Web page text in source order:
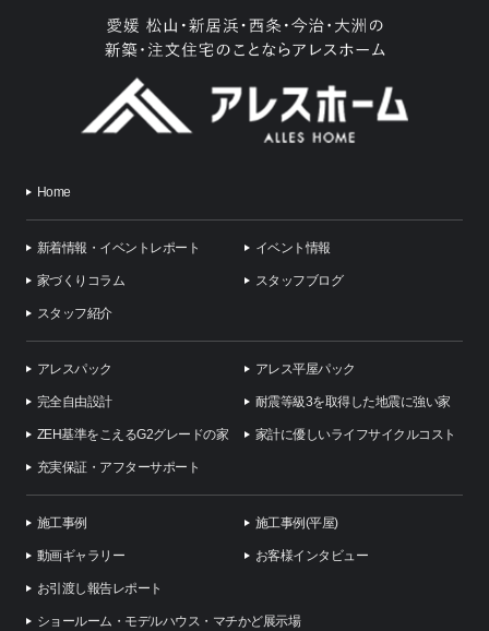
Home
新着情報・イベントレポート イベント情報
家づくりコラム スタッフブログ
スタッフ紹介
アレスパック アレス平屋パック
完全自由設計 耐震等級3を取得した地震に強い家
ZEH基準をこえるG2グレードの家 家計に優しいライフサイクルコスト
充実保証・アフターサポート
施工事例 施工事例(平屋)
動画ギャラリー お客様インタビュー
お引渡し報告レポート
ショールーム・モデルハウス・マチかど展示場